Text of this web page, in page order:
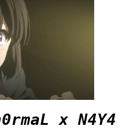
x N4Y4